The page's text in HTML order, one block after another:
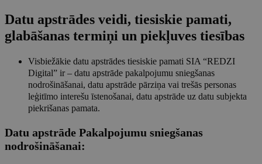
Datu apstrādes veidi, tiesiskie pamati,
glabāšanas termiņi un piekļuves tiesības
Visbiežākie datu apstrādes tiesiskie pamati SIA “REDZI
Digital” ir – datu apstrāde pakalpojumu sniegšanas
nodrošināšanai, datu apstrāde pārziņa vai trešās personas
leģitīmo interešu īstenošanai, datu apstrāde uz datu subjekta
piekrišanas pamata.
Datu apstrāde Pakalpojumu sniegšanas
nodrošināšanai: